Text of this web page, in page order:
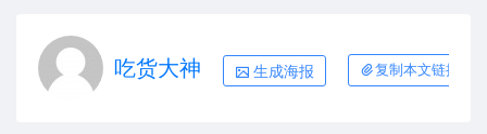
吃货大神 生成海报 复制本文链接